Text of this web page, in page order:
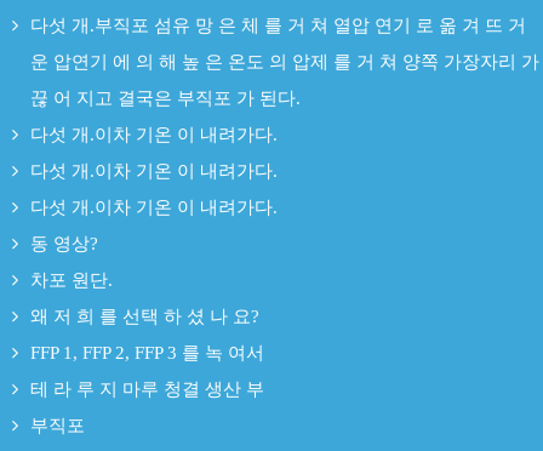
다섯 개.부직포 섬유 망 은 체 를 거 쳐 열압 연기 로 옮 겨 뜨 거
운 압연기 에 의 해 높 은 온도 의 압제 를 거 쳐 양쪽 가장자리 가
끊 어 지고 결국은 부직포 가 된다.
다섯 개.이차 기온 이 내려가다.
다섯 개.이차 기온 이 내려가다.
다섯 개.이차 기온 이 내려가다.
동 영상?
차포 원단.
왜 저 희 를 선택 하 셨 나 요?
FFP 1, FFP 2, FFP 3 를 녹 여서
테 라 루 지 마루 청결 생산 부
부직포